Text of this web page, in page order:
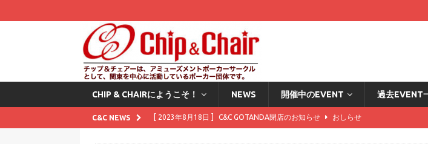
CHIP & CHAIRにようこそ！ NEWS 開催中のEVENT 過去EVENT
C&C NEWS [ 2023年8月18日 ] C&C GOTANDA閉店のお知らせ おしらせ